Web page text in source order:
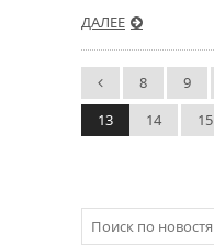
ДАЛЕЕ
8 9
13
14 15